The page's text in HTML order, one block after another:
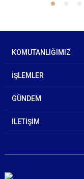
KOMUTANLIĞIMIZ
İŞLEMLER
GÜNDEM
İLETİŞİM